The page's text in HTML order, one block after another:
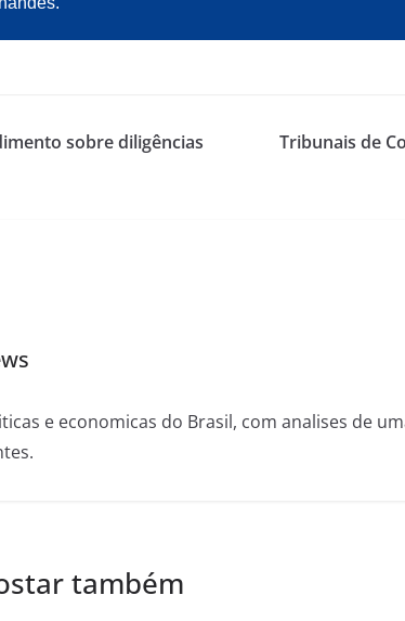
sobre diligências
Tribunais de
e economicas do Brasil, com analises de
também